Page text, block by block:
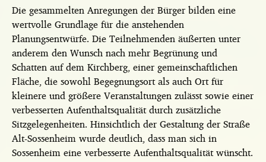
Die gesammelten Anregungen der Bürger bilden eine
wertvolle Grundlage für die anstehenden
Planungsentwürfe. Die Teilnehmenden äußerten unter
anderem den Wunsch nach mehr Begrünung und
Schatten auf dem Kirchberg, einer gemeinschaftlichen
Fläche, die sowohl Begegnungsort als auch Ort für
kleinere und größere Veranstaltungen zulässt sowie einer
verbesserten Aufenthaltsqualität durch zusätzliche
Sitzgelegenheiten. Hinsichtlich der Gestaltung der Straße
Alt-Sossenheim wurde deutlich, dass man sich in
Sossenheim eine verbesserte Aufenthaltsqualität wünscht.